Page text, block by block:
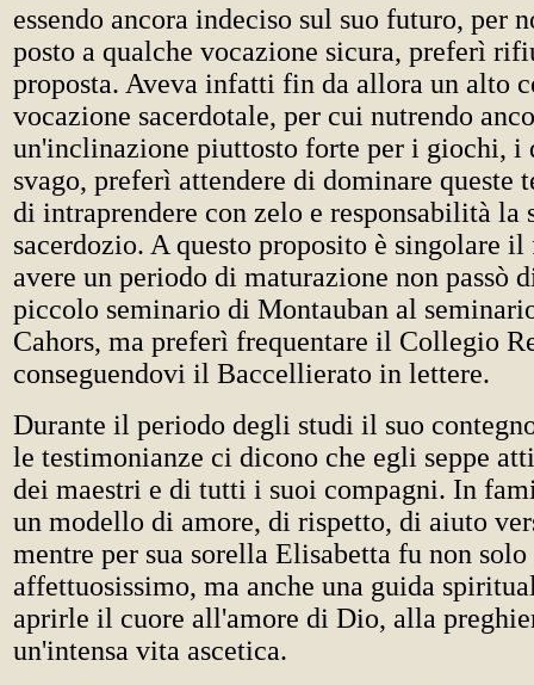
essendo ancora indeciso sul suo futuro, per
posto a qualche vocazione sicura, preferì
proposta. Aveva infatti fin da allora un alto
vocazione sacerdotale, per cui nutrendo
un'inclinazione piuttosto forte per i giochi, i
svago, preferì attendere di dominare queste
di intraprendere con zelo e responsabilità la
sacerdozio. A questo proposito è singolare il
avere un periodo di maturazione non passò
piccolo seminario di Montauban al
Cahors, ma preferì frequentare il Collegio
conseguendovi il Baccellierato in lettere.
Durante il periodo degli studi il suo
le testimonianze ci dicono che egli seppe
dei maestri e di tutti i suoi compagni. In
un modello di amore, di rispetto, di aiuto
mentre per sua sorella Elisabetta fu non
affettuosissimo, ma anche una guida
aprirle il cuore all'amore di Dio, alla
un'intensa vita ascetica.